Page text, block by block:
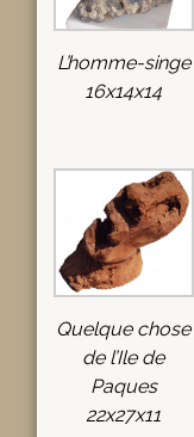
L’homme-singe
16x14x14
Quelque chose
de l’Ile de
Paques
22x27x11